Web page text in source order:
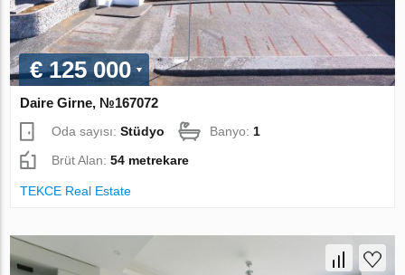
€ 125 000
Daire Girne, №167072
Oda sayısı:Stüdyo Banyo:1
Brüt Alan:54 metrekare
TEKCE Real Estate